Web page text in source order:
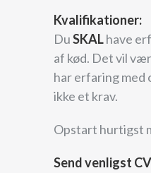
Kvalifikationer:
DuSKALhave
af kød. Det vil
har erfaring med
ikke et krav.
Opstart hurtigst
Send venligst